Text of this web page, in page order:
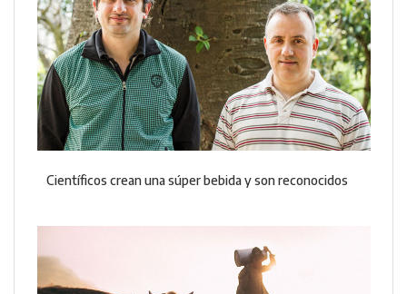
Científicos crean una súper bebida y son reconocidos